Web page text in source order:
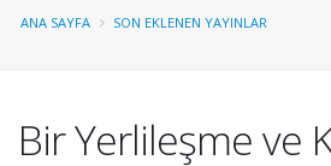
ANA SAYFA SON EKLENEN YAYINLAR
Bir Yerlileşme ve